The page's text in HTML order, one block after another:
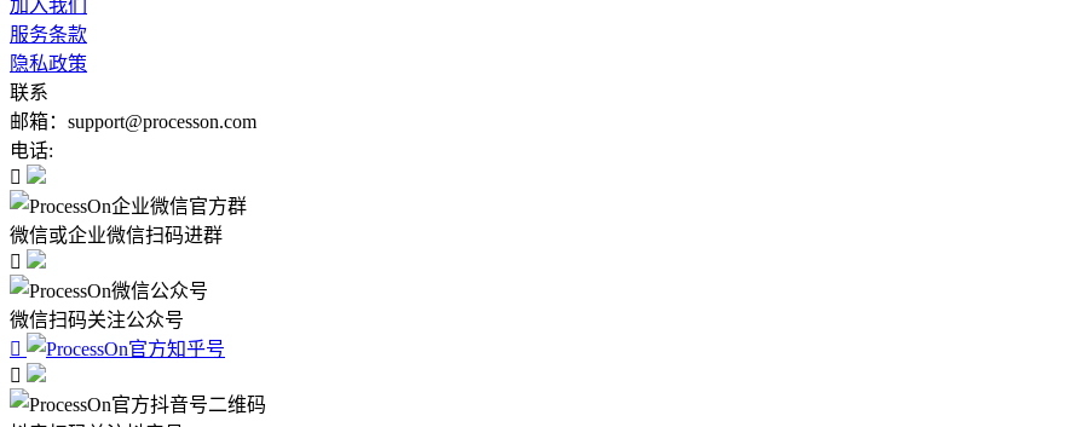
加入我们
服务条款
隐私政策
联系
邮箱：support@processon.com
电话:

微信或企业微信扫码进群

微信扫码关注公众号

